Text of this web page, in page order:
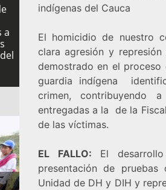
a
indígenas del Cauca
El homicidio de nuestro
clara agresión y
demostrado en el
guardia indígena
crimen, contribuyendo
entregadas a la de la
de las víctimas.
EL FALLO: El
presentación de
Unidad de DH y DIH y